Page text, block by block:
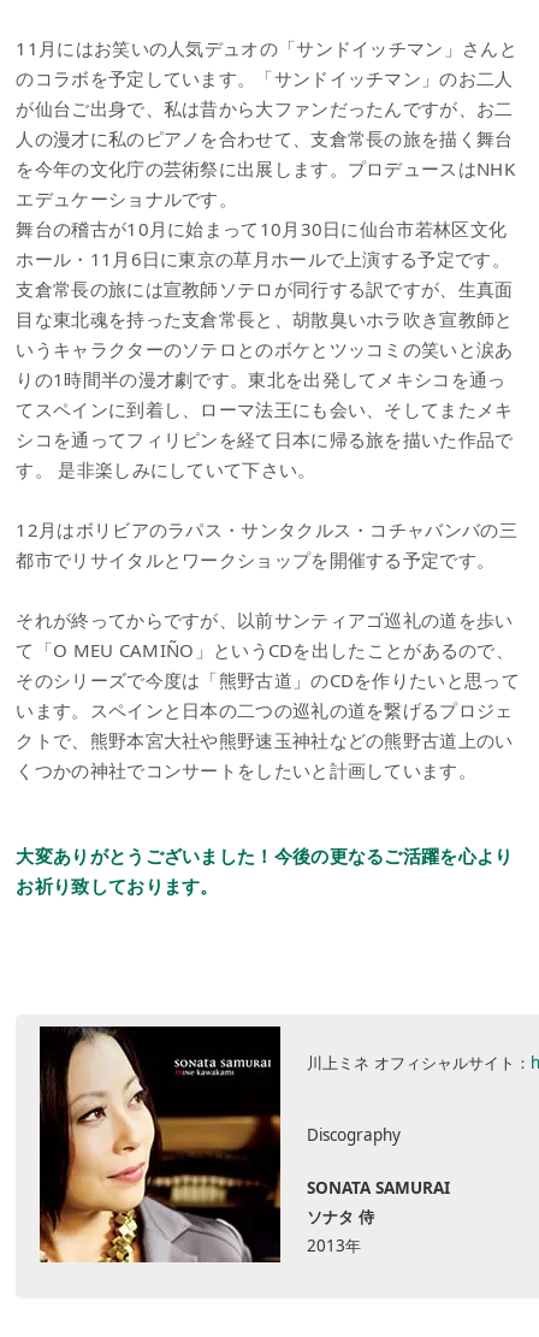
11月にはお笑いの人気デュオの「サンドイッチマン」さんと
のコラボを予定しています。「サンドイッチマン」のお二人
が仙台ご出身で、私は昔から大ファンだったんですが、お二
人の漫才に私のピアノを合わせて、支倉常長の旅を描く舞台
を今年の文化庁の芸術祭に出展します。プロデュースはNHK
エデュケーショナルです。
舞台の稽古が10月に始まって10月30日に仙台市若林区文化
ホール・11月6日に東京の草月ホールで上演する予定です。
支倉常長の旅には宣教師ソテロが同行する訳ですが、生真面
目な東北魂を持った支倉常長と、胡散臭いホラ吹き宣教師と
いうキャラクターのソテロとのボケとツッコミの笑いと涙あ
りの1時間半の漫才劇です。東北を出発してメキシコを通っ
てスペインに到着し、ローマ法王にも会い、そしてまたメキ
シコを通ってフィリピンを経て日本に帰る旅を描いた作品で
す。 是非楽しみにしていて下さい。
12月はボリビアのラパス・サンタクルス・コチャバンバの三
都市でリサイタルとワークショップを開催する予定です。
それが終ってからですが、以前サンティアゴ巡礼の道を歩い
て「O MEU CAMIÑO」というCDを出したことがあるので、
そのシリーズで今度は「熊野古道」のCDを作りたいと思って
います。スペインと日本の二つの巡礼の道を繋げるプロジェ
クトで、熊野本宮大社や熊野速玉神社などの熊野古道上のい
くつかの神社でコンサートをしたいと計画しています。
大変ありがとうございました！今後の更なるご活躍を心より
お祈り致しております。
川上ミネ オフィシャルサイト：
Discography
SONATA SAMURAI
ソナタ 侍
2013年